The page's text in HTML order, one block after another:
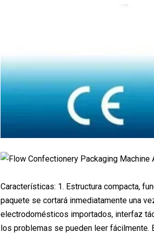
Características: 1. Estructura compacta,
paquete se cortará inmediatamente una
electrodomésticos importados, interfaz
los problemas se pueden leer